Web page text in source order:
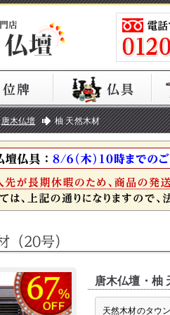
唐木仏壇・柚
天然木材のタウ
唐木仏壇 柚 天然木材